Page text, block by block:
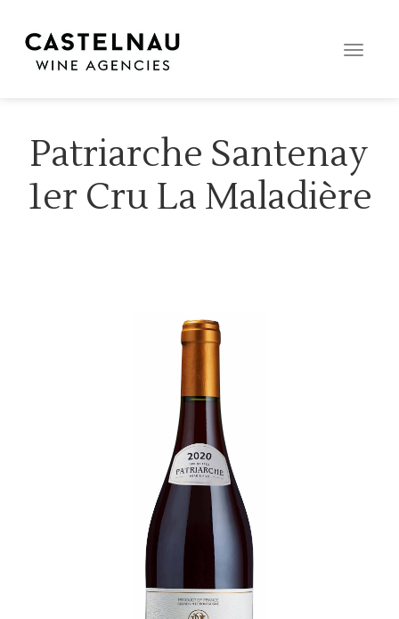
Toggle
Patriarche Santenay
1er Cru La Maladière